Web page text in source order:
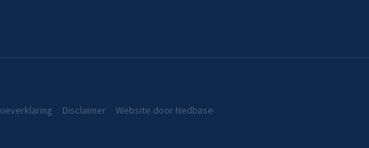
Disclaimer Website door Nedbase